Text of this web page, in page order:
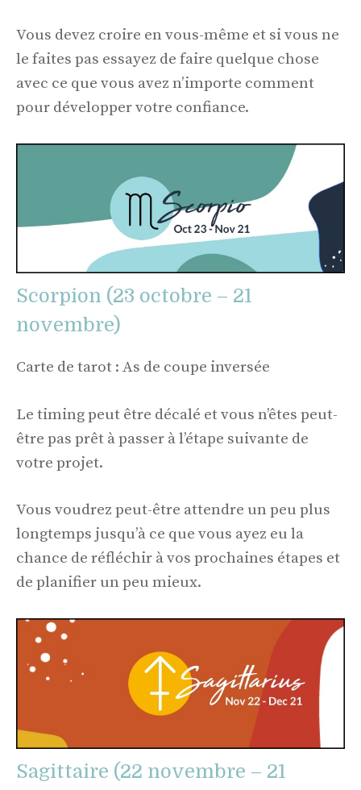
Vous devez croire en vous-même et si vous ne
le faites pas essayez de faire quelque chose
avec ce que vous avez n’importe comment
pour développer votre confiance.
Scorpion (23 octobre – 21
novembre)
Carte de tarot : As de coupe inversée
Le timing peut être décalé et vous n’êtes peut-
être pas prêt à passer à l’étape suivante de
votre projet.
Vous voudrez peut-être attendre un peu plus
longtemps jusqu’à ce que vous ayez eu la
chance de réfléchir à vos prochaines étapes et
de planifier un peu mieux.
Sagittaire (22 novembre – 21